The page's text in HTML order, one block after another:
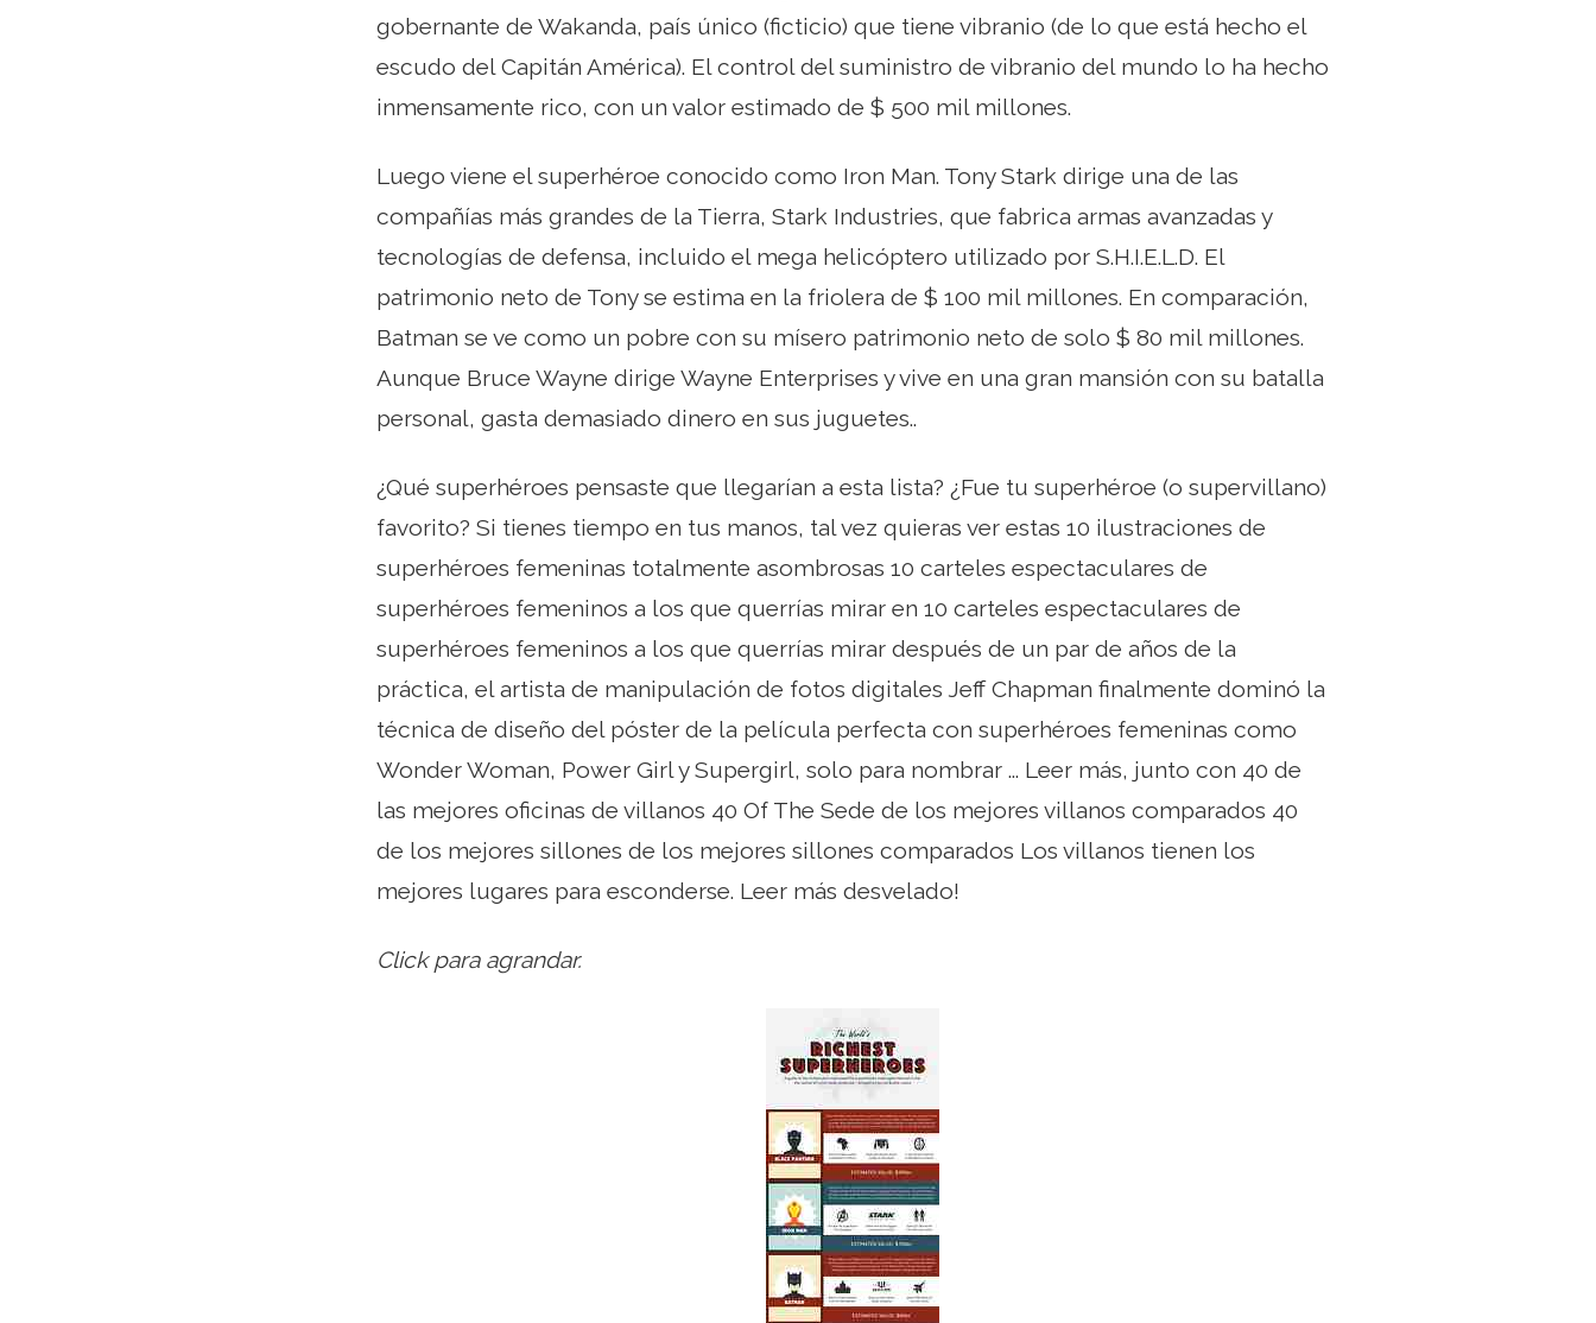
gobernante de Wakanda, país único (ficticio) que tiene vibranio (de lo que está hecho el
escudo del Capitán América). El control del suministro de vibranio del mundo lo ha hecho
inmensamente rico, con un valor estimado de $ 500 mil millones.
Luego viene el superhéroe conocido como Iron Man. Tony Stark dirige una de las
compañías más grandes de la Tierra, Stark Industries, que fabrica armas avanzadas y
tecnologías de defensa, incluido el mega helicóptero utilizado por S.H.I.E.L.D. El
patrimonio neto de Tony se estima en la friolera de $ 100 mil millones. En comparación,
Batman se ve como un pobre con su mísero patrimonio neto de solo $ 80 mil millones.
Aunque Bruce Wayne dirige Wayne Enterprises y vive en una gran mansión con su batalla
personal, gasta demasiado dinero en sus juguetes..
¿Qué superhéroes pensaste que llegarían a esta lista? ¿Fue tu superhéroe (o supervillano)
favorito? Si tienes tiempo en tus manos, tal vez quieras ver estas 10 ilustraciones de
superhéroes femeninas totalmente asombrosas 10 carteles espectaculares de
superhéroes femeninos a los que querrías mirar en 10 carteles espectaculares de
superhéroes femeninos a los que querrías mirar después de un par de años de la
práctica, el artista de manipulación de fotos digitales Jeff Chapman finalmente dominó la
técnica de diseño del póster de la película perfecta con superhéroes femeninas como
Wonder Woman, Power Girl y Supergirl, solo para nombrar ... Leer más, junto con 40 de
las mejores oficinas de villanos 40 Of The Sede de los mejores villanos comparados 40
de los mejores sillones de los mejores sillones comparados Los villanos tienen los
mejores lugares para esconderse. Leer más desvelado!
Click para agrandar.